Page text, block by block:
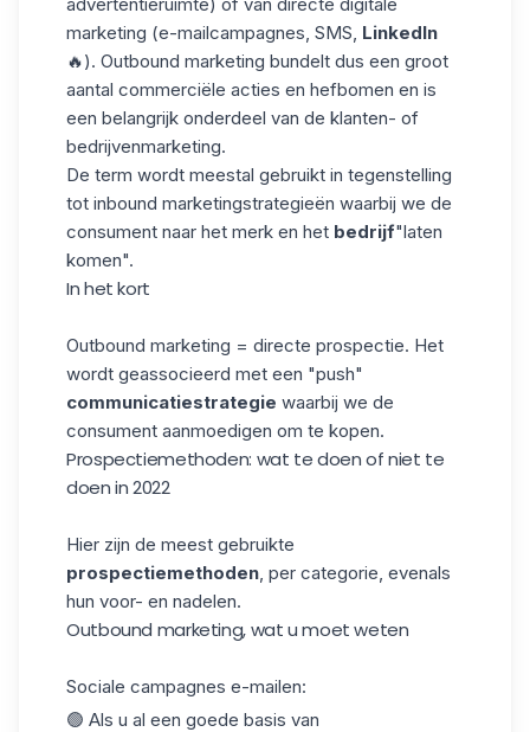
marketing (e-mailcampagnes, SMS, LinkedIn
🔥). Outbound marketing bundelt dus een groot
aantal commerciële acties en hefbomen en is
een belangrijk onderdeel van de klanten- of
bedrijvenmarketing.
De term wordt meestal gebruikt in tegenstelling
tot inbound marketingstrategieën waarbij we de
consument naar het merk en het bedrijf"laten
komen".
In het kort
Outbound marketing = directe prospectie. Het
wordt geassocieerd met een "push"
communicatiestrategie waarbij we de
consument aanmoedigen om te kopen.
Prospectiemethoden: wat te doen of niet te
doen in 2022
Hier zijn de meest gebruikte
prospectiemethoden , per categorie, evenals
hun voor- en nadelen.
Outbound marketing, wat u moet weten
Sociale campagnes e-mailen:
🟢 Als u al een goede basis van